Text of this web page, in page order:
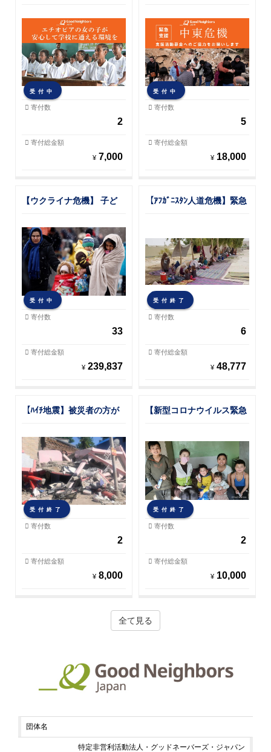
受付中
寄付数
2
寄付総金額
¥ 7,000
緊急支援
受付中
寄付数
5
寄付総金額
¥ 18,000
【ウクライナ危機】 子ど
糧・日用品・安全な移動を
受付中
寄付数
33
寄付総金額
¥ 239,837
【ｱﾌｶﾞﾆｽﾀﾝ人道危機】緊急
受付終了
寄付数
6
寄付総金額
¥ 48,777
【ﾊｲﾁ地震】被災者の方が
受付終了
寄付数
2
寄付総金額
¥ 8,000
【新型コロナウイルス緊急
族を感染症から守りたい
受付終了
寄付数
2
寄付総金額
¥ 10,000
全て見る
団体名
特定非営利活動法人・グッドネーバーズ・ジャパン